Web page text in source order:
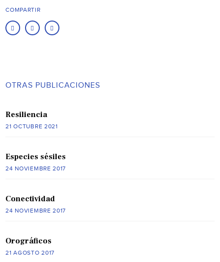
COMPARTIR
OTRAS PUBLICACIONES
Resiliencia
21 OCTUBRE 2021
Especies sésiles
24 NOVIEMBRE 2017
Conectividad
24 NOVIEMBRE 2017
Orográficos
21 AGOSTO 2017